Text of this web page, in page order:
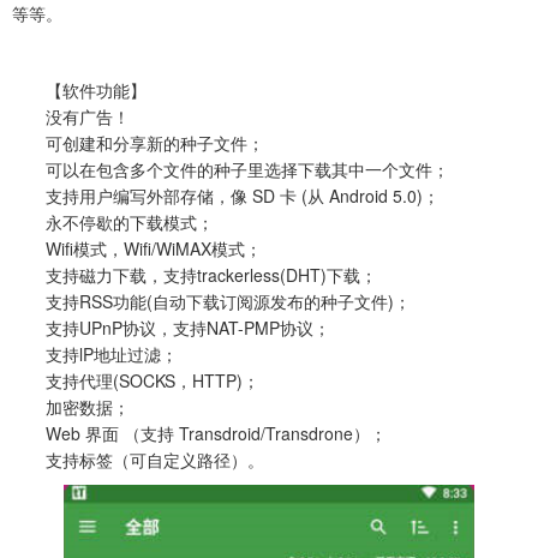
等等。
【软件功能】
没有广告！
可创建和分享新的种子文件；
可以在包含多个文件的种子里选择下载其中一个文件；
支持用户编写外部存储，像 SD 卡 (从 Android 5.0)；
永不停歇的下载模式；
Wifi模式，Wifi/WiMAX模式；
支持磁力下载，支持trackerless(DHT)下载；
支持RSS功能(自动下载订阅源发布的种子文件)；
支持UPnP协议，支持NAT-PMP协议；
支持lP地址过滤；
支持代理(SOCKS，HTTP)；
加密数据；
Web 界面 （支持 Transdroid/Transdrone）；
支持标签（可自定义路径）。